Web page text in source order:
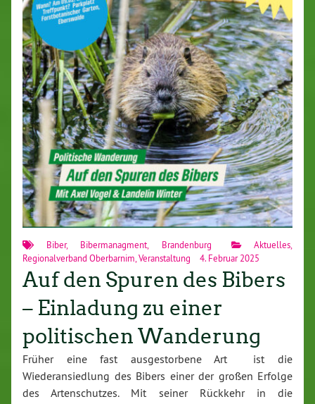
Biber, Bibermanagment Brandenburg Aktuelles
Regionalverband Oberbarnim Veranstaltung 4. Februar 2025
Auf den Spuren des Bibers
– Einladung zu einer
politischen Wanderung
Früher eine fast ausgestorbene Art ist die
Wiederansiedlung des Bibers einer der großen Erfolge
des Artenschutzes. Mit seiner Rückkehr in die